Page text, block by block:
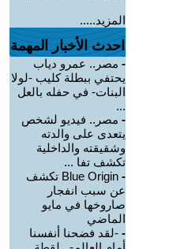
المزيد.....
احدث الأخبار المهمة
- مصر.. عمرو دياب
يحتفي ببطلة كليب -لولا
البنات- في حفله بالعل
...
- مصر.. فيديو لشخص
يتعدى على والدته
وشقيقته والداخلية
تكشف تفا ...
-
Blue Origin تكشف
عن سبب انفجار
صاروخها في مايو
الماضي
- -لقد فضحنا أنفسنا